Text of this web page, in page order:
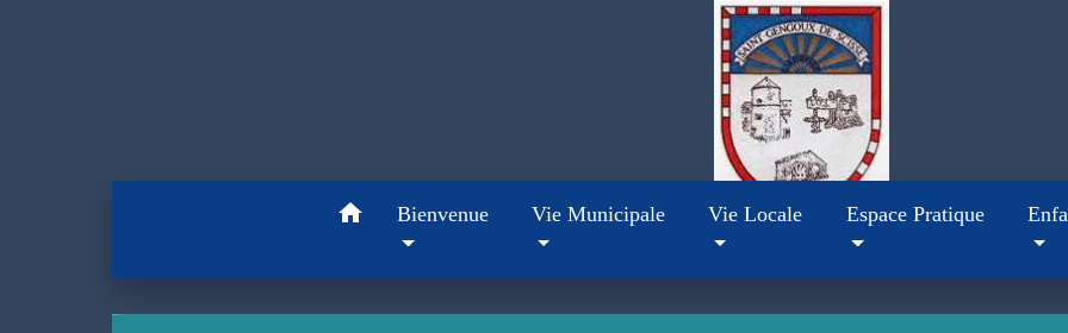
home Bienvenue Vie Municipale Vie Locale Espace Pratique